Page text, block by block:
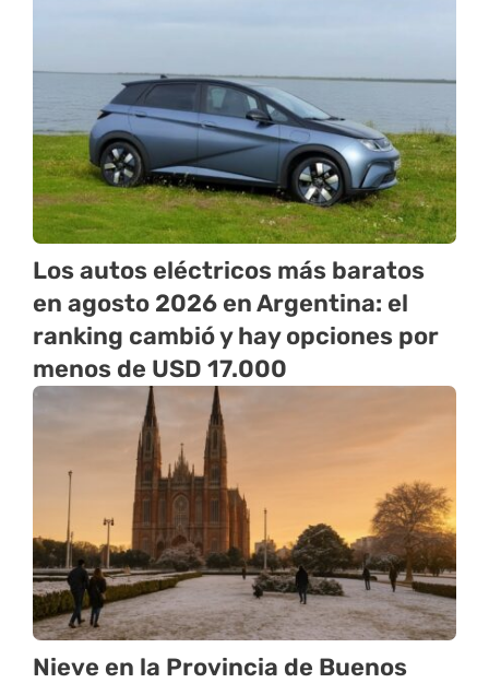
Los autos eléctricos más baratos
en agosto 2026 en Argentina: el
ranking cambió y hay opciones por
menos de USD 17.000
Nieve en la Provincia de Buenos